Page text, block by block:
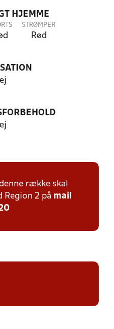
HJEMME
STRØMPER
Rød
række skal
Region 2 på mail